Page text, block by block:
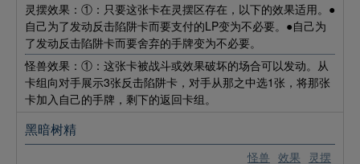
灵摆效果：①：只要这张卡在灵摆区存在，以下的效果适用。●
自己为了发动反击陷阱卡而要支付的LP变为不必要。●自己为
了发动反击陷阱卡而要舍弃的手牌变为不必要。
怪兽效果：①：这张卡被战斗或效果破坏的场合可以发动。从
卡组向对手展示3张反击陷阱卡，对手从那之中选1张，将那张
卡加入自己的手牌，剩下的返回卡组。
怪兽 效果 灵摆
黑暗树精